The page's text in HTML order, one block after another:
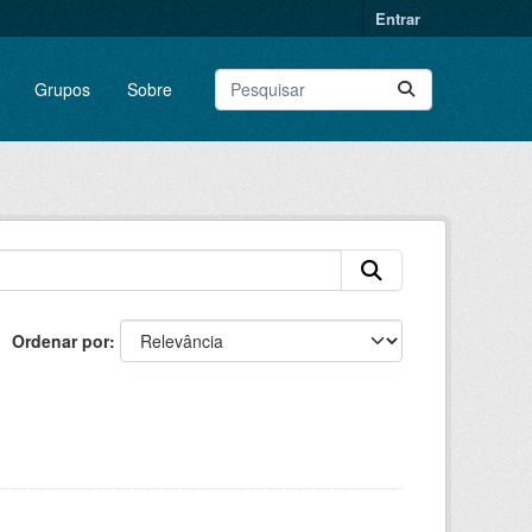
Entrar
Grupos Sobre
Ordenar por